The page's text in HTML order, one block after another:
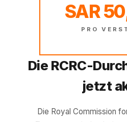
SAR
PRO
Die RCRC-
jetzt
Die Royal Commission